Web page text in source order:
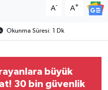
A- A+
Okunma Süresi: 1 Dk
büyük
30 bin güvenlik